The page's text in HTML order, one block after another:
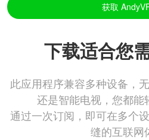
获取
下载适合您
此应用程序兼容多种设备，
还是智能电视，您都能
通过一次订阅，即可在多个
缝的互联网